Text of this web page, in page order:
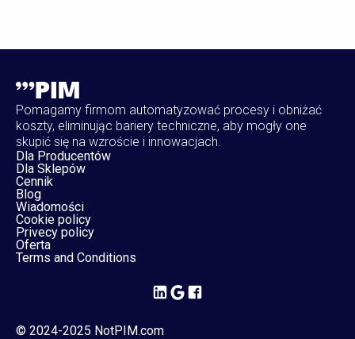
Pomagamy firmom automatyzować procesy i obniżać
koszty, eliminując bariery techniczne, aby mogły one
skupić się na wzroście i innowacjach.
Dla Producentów
Dla Sklepów
Cennik
Blog
Wiadomości
Cookie policy
Privecy policy
Oferta
Terms and Conditions
© 2024-2025 NotPIM.com